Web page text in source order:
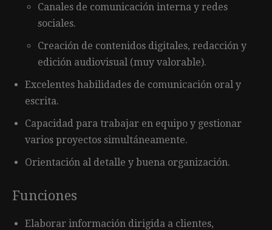
Canales de comunicación interna y redes
sociales.
Creación de contenidos digitales, redacción y
edición audiovisual (muy valorable).
Excelentes habilidades de comunicación oral y
escrita.
Capacidad para trabajar en equipo y gestionar
varios proyectos simultáneamente.
Orientación al detalle y buena organización.
Funciones
Elaborar información dirigida a clientes,